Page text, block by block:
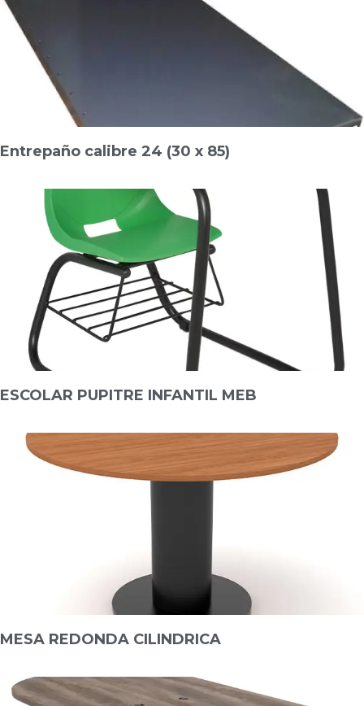
Entrepaño calibre 24 (30 x 85)
ESCOLAR PUPITRE INFANTIL MEB
MESA REDONDA CILINDRICA